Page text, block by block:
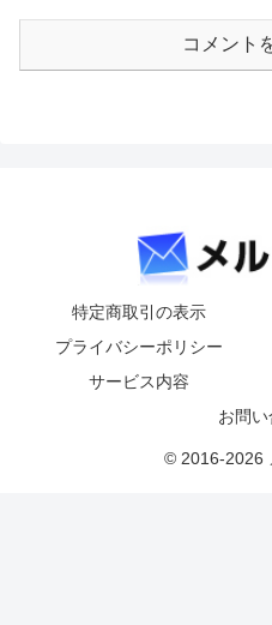
コメント
特定商取引の表示
プライバシーポリシー
サービス内容
お問
© 2016-2026